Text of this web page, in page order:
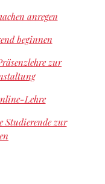
anregen
beginnen
zur
Lehre
Studierende zur